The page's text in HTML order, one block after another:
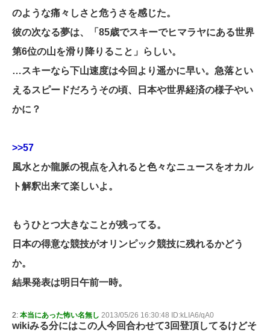
のような痛々しさと危うさを感じた。
彼の次なる夢は、「85歳でスキーでヒマラヤにある世界
第6位の山を滑り降りること」らしい。
…スキーなら下山速度は今回より遥かに早い。急落とい
えるスピードだろうその頃、日本や世界経済の様子やい
かに？
>>57
風水とか龍脈の視点を入れると色々なニュースをオカル
ト解釈出来て楽しいよ。
もうひとつ大きなことが残ってる。
日本の得意な競技がオリンピック競技に残れるかどう
か。
結果発表は明日午前一時。
2: 本当にあった怖い名無し 2013/05/26 16:30:48 ID:kLIA6/qA0
wikiみる分にはこの人今回合わせて3回登頂してるけどそ